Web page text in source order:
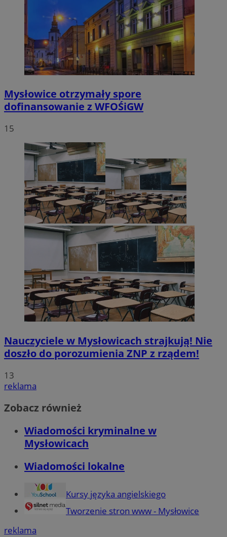
Mysłowice otrzymały spore
dofinansowanie z WFOŚiGW
15
Nauczyciele w Mysłowicach strajkują! Nie
doszło do porozumienia ZNP z rządem!
13
reklama
Zobacz również
Wiadomości kryminalne w
Mysłowicach
Wiadomości lokalne
Kursy języka angielskiego
Tworzenie stron www - Mysłowice
reklama